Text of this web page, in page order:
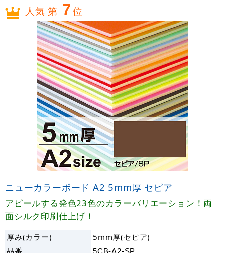
人気 第 7位
ニューカラーボード A2 5mm厚 セピア
アピールする発色23色のカラーバリエーション！両
面シルク印刷仕上げ！
厚み(カラー)
5mm厚(セピア)